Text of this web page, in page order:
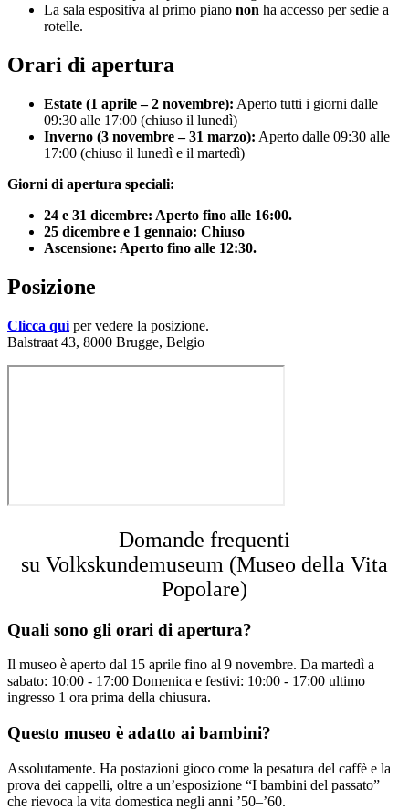
La sala espositiva al primo piano non ha accesso per sedie a
rotelle.
Orari di apertura
Estate (1 aprile – 2 novembre): Aperto tutti i giorni dalle
09:30 alle 17:00 (chiuso il lunedì)
Inverno (3 novembre – 31 marzo): Aperto dalle 09:30 alle
17:00 (chiuso il lunedì e il martedì)
Giorni di apertura speciali:
24 e 31 dicembre: Aperto fino alle 16:00.
25 dicembre e 1 gennaio: Chiuso
Ascensione: Aperto fino alle 12:30.
Posizione
Clicca qui per vedere la posizione.
Balstraat 43, 8000 Brugge, Belgio
Domande frequenti
su Volkskundemuseum (Museo della Vita
Popolare)
Quali sono gli orari di apertura?
Il museo è aperto dal 15 aprile fino al 9 novembre. Da martedì a
sabato: 10:00 - 17:00 Domenica e festivi: 10:00 - 17:00 ultimo
ingresso 1 ora prima della chiusura.
Questo museo è adatto ai bambini?
Assolutamente. Ha postazioni gioco come la pesatura del caffè e la
prova dei cappelli, oltre a un’esposizione “I bambini del passato”
che rievoca la vita domestica negli anni ’50–’60.